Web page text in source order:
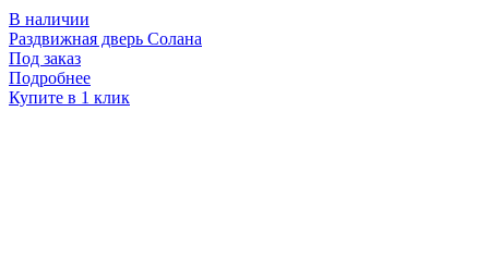
В наличии
Раздвижная дверь Солана
Под заказ
Подробнее
Купите в 1 клик